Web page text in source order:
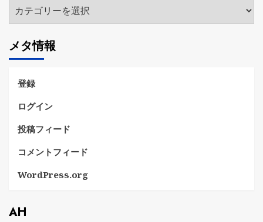
テ
リ
ー
メタ情報
登録
ログイン
投稿フィード
コメントフィード
WordPress.org
AH